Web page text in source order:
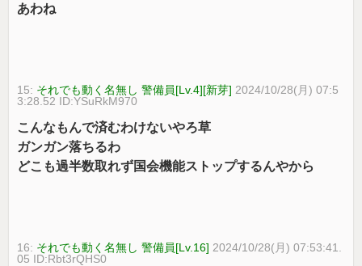
あわね
15: それでも動く名無し 警備員[Lv.4][新芽] 2024/10/28(月) 07:5
3:28.52 ID:YSuRkM970
こんなもんで済むわけないやろ草
ガンガン落ちるわ
どこも過半数取れず国会機能ストップするんやから
16: それでも動く名無し 警備員[Lv.16] 2024/10/28(月) 07:53:41.
05 ID:Rbt3rQHS0